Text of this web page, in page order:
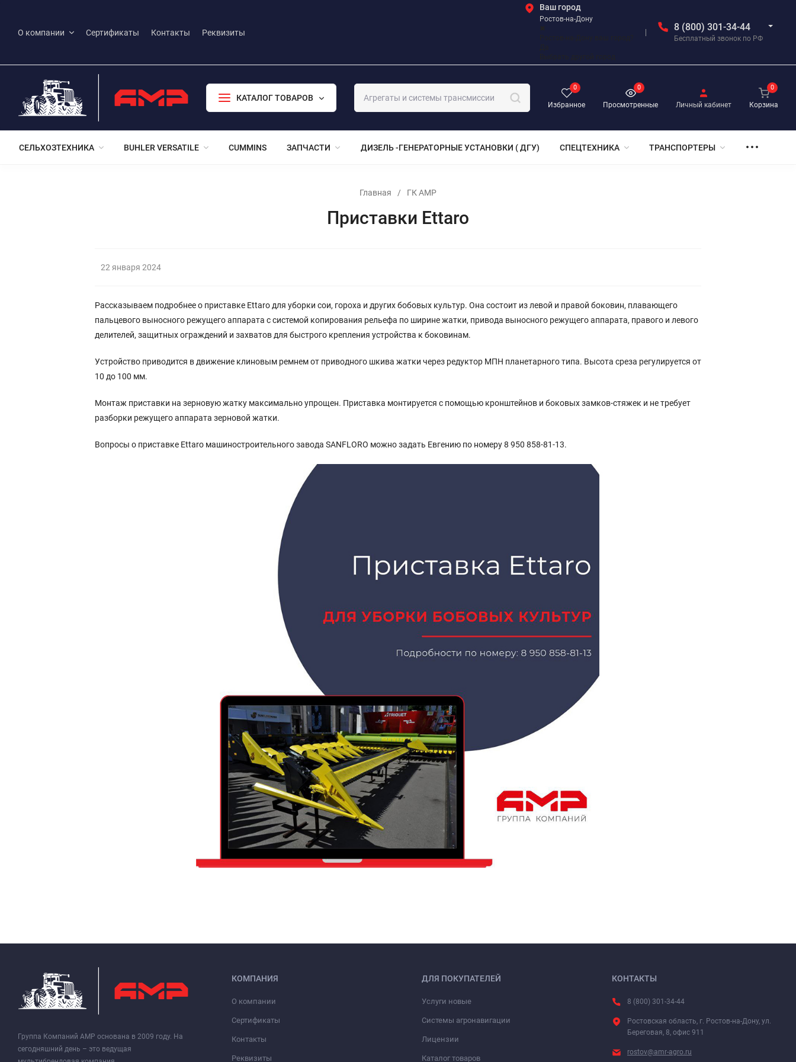
О компании Сертификаты Контакты Реквизиты
Ваш город
Ростов-на-Дону
8 (800) 301-34-44
Бесплатный звонок по РФ
КАТАЛОГ ТОВАРОВ
Избранное
0
Просмотренные
0
Личный кабинет Корзина
0
СЕЛЬХОЗТЕХНИКА BUHLER VERSATILE CUMMINS ЗАПЧАСТИ ДИЗЕЛЬ -ГЕНЕРАТОРНЫЕ УСТАНОВКИ ( ДГУ) СПЕЦТЕХНИКА ТРАНСПОРТЕРЫ
Главная / ГК АМР
Приставки Ettaro
22 января 2024
Рассказываем подробнее о приставке Ettaro для уборки сои, гороха и других бобовых культур. Она состоит из левой и правой боковин, плавающего
пальцевого выносного режущего аппарата с системой копирования рельефа по ширине жатки, привода выносного режущего аппарата, правого и левого
делителей, защитных ограждений и захватов для быстрого крепления устройства к боковинам.
Устройство приводится в движение клиновым ремнем от приводного шкива жатки через редуктор МПН планетарного типа. Высота среза регулируется от
10 до 100 мм.
Монтаж приставки на зерновую жатку максимально упрощен. Приставка монтируется с помощью кронштейнов и боковых замков-стяжек и не требует
разборки режущего аппарата зерновой жатки.
Вопросы о приставке Ettaro машиностроительного завода SANFLORO можно задать Евгению по номеру 8 950 858-81-13.
Группа Компаний АМР основана в 2009 году. На
сегодняшний день – это ведущая
КОМПАНИЯ
О компании
Сертификаты
Контакты
Реквизиты
ДЛЯ ПОКУПАТЕЛЕЙ
Услуги новые
Системы агронавигации
Лицензии
Каталог товаров
КОНТАКТЫ
8 (800) 301-34-44
Ростовская область, г. Ростов-на-Дону, ул.
Береговая, 8, офис 911
rostov@amr-agro.ru